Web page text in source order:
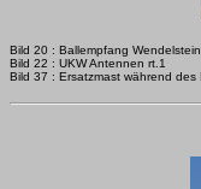
Bild 20 : Ballempfang Wendelstein
Bild 22 : UKW Antennen rt.1
Bild 37 : Ersatzmast während des